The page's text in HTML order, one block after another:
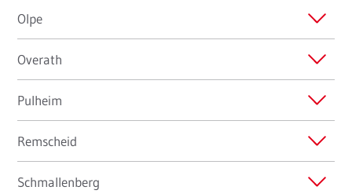
Olpe
Overath
Pulheim
Remscheid
Schmallenberg